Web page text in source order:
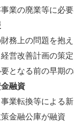
業の廃業等に必
務上の問題を抱
営改善計画の策
となる前の早期
融資
業転換等による
金融公庫が融資